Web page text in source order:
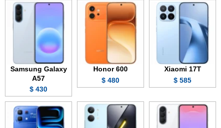
Xiaomi 17T
585 $
Honor 600
480 $
Samsung Galaxy
A57
430 $